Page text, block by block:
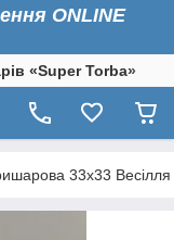
ONLINE
«Super Torba»
33х33 Весілля